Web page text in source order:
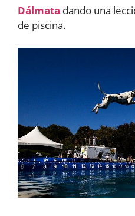
Dálmata dando una
de piscina.